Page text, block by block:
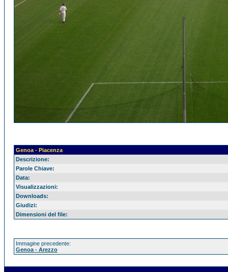
Genoa - Piacenza
Descrizione:
Parole Chiave:
Data:
Visualizzazioni:
Downloads:
Giudizi:
Dimensioni del file:
Immagine precedente:
Genoa - Arezzo